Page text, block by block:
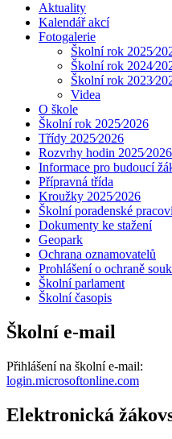
Aktuality
Kalendář akcí
Fotogalerie
Školní rok
Školní rok
Školní rok
Videa
O škole
Školní rok 2025⁄2026
Třídy 2025⁄2026
Rozvrhy hodin 2025⁄2026
Informace pro budoucí
Přípravná třída
Kroužky 2025⁄2026
Školní poradenské
Dokumenty ke stažení
Geopark
Ochrana oznamovatelů
Prohlášení o ochraně
Školní parlament
Školní časopis
Školní e-mail
Přihlášení na školní e-mail:
login.microsoftonline.com
Elektronická